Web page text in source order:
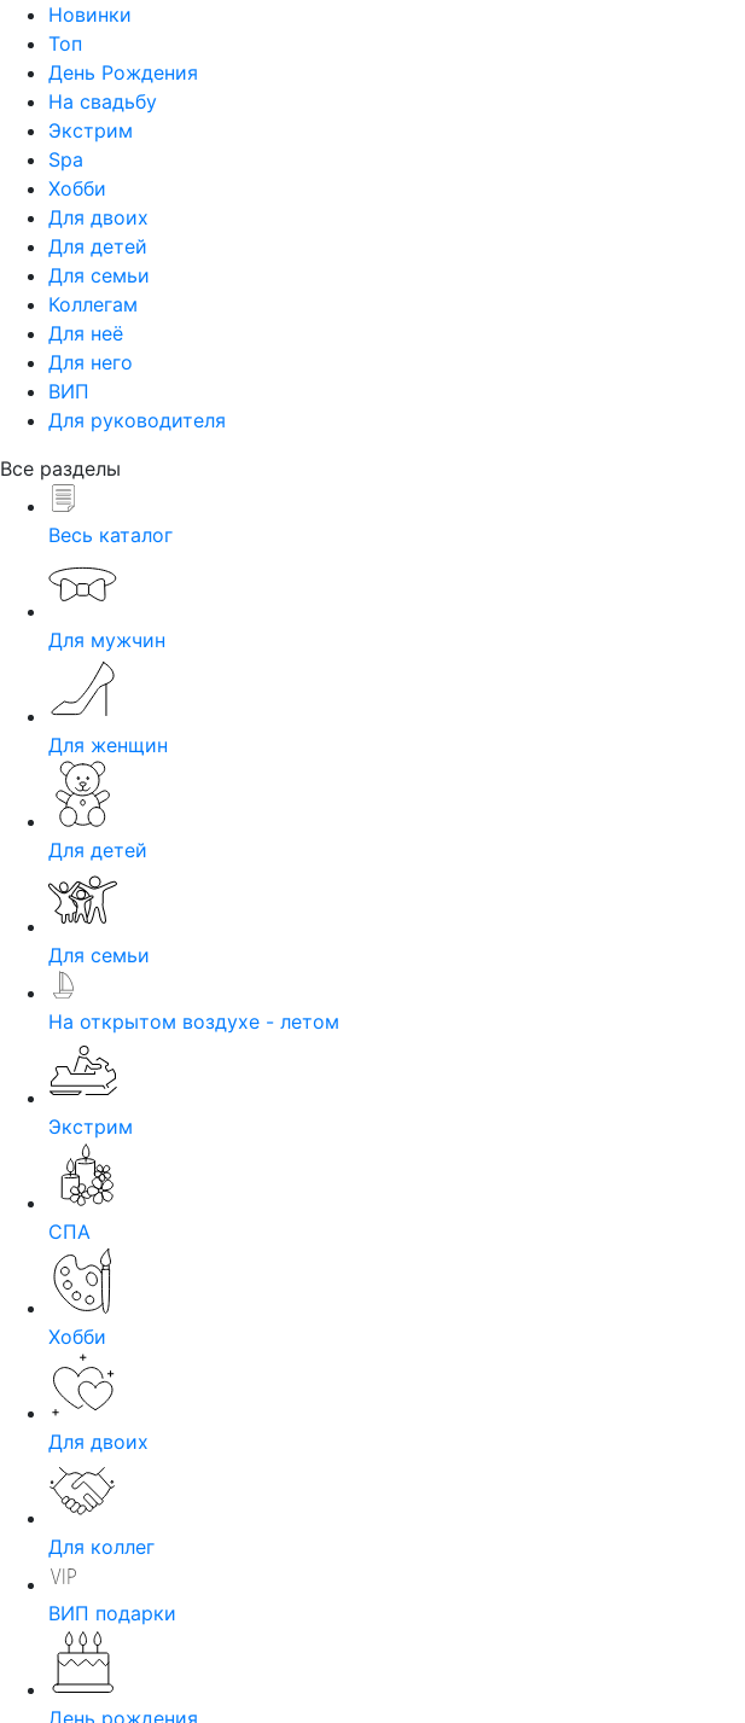
Новинки
Топ
День Рождения
На свадьбу
Экстрим
Spa
Хобби
Для двоих
Для детей
Для семьи
Коллегам
Для неё
Для него
ВИП
Для руководителя
Все разделы
Весь каталог
Для мужчин
Для женщин
Для детей
Для семьи
На открытом воздухе - летом
Экстрим
СПА
Хобби
Для двоих
Для коллег
ВИП подарки
День рождения